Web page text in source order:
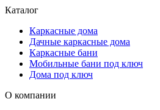
Каталог
Каркасные дома
Дачные каркасные дома
Каркасные бани
Мобильные бани под ключ
Дома под ключ
О компании